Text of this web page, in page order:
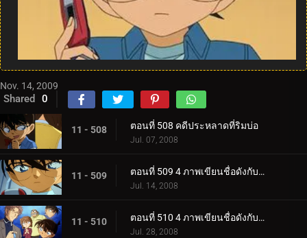
Nov. 14, 2009
Shared 0
11 - 508 ตอนที่ 508 คดีประหลาดที่ริมบ่อ
Jul. 07, 2008
11 - 509 ตอนที่ 509 4 ภาพเขียนชื่อดังกับจอมโจรคิด (ตอน 1)
Jul. 14, 2008
11 - 510 ตอนที่ 510 4 ภาพเขียนชื่อดังกับจอมโจรคิด (ตอน 2)
Jul. 28, 2008